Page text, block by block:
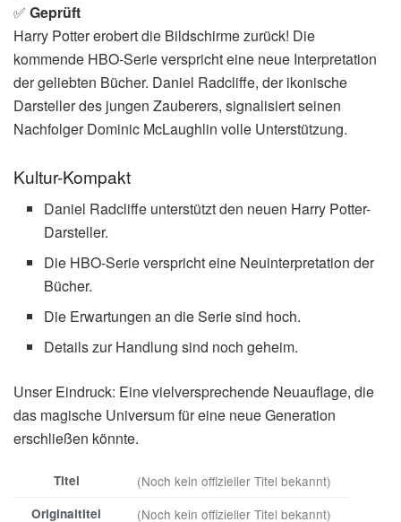
✅ Geprüft
Harry Potter erobert die Bildschirme zurück! Die
kommende HBO-Serie verspricht eine neue Interpretation
der geliebten Bücher. Daniel Radcliffe, der ikonische
Darsteller des jungen Zauberers, signalisiert seinen
Nachfolger Dominic McLaughlin volle Unterstützung.
Kultur-Kompakt
Daniel Radcliffe unterstützt den neuen Harry Potter-
Darsteller.
Die HBO-Serie verspricht eine Neuinterpretation der
Bücher.
Die Erwartungen an die Serie sind hoch.
Details zur Handlung sind noch geheim.
Unser Eindruck: Eine vielversprechende Neuauflage, die
das magische Universum für eine neue Generation
erschließen könnte.
Titel (Noch kein offizieller Titel bekannt)
Originaltitel (Noch kein offizieller Titel bekannt)